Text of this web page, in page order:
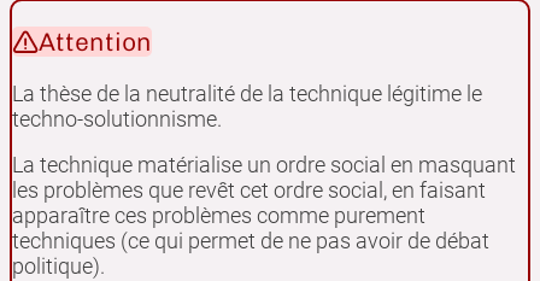
Attention
La thèse de la neutralité de la technique légitime le
techno-solutionnisme.
La technique matérialise un ordre social en masquant
les problèmes que revêt cet ordre social, en faisant
apparaître ces problèmes comme purement
techniques (ce qui permet de ne pas avoir de débat
politique).